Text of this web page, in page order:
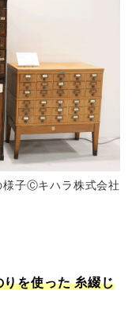
様子Ⓒキハラ株式会社
を使った 糸綴じ